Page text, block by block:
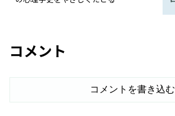
コメント
コメントを書き込む